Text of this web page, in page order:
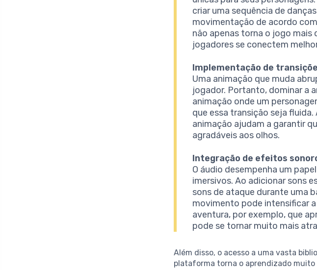
criar uma sequência de
movimentação de acordo
não apenas torna o jogo
jogadores se conectem
Implementação de
Uma animação que muda
jogador. Portanto, dominar a
animação onde um
que essa transição seja
animação ajudam a garantir
agradáveis aos olhos.
Integração de efeitos
O áudio desempenha um
imersivos. Ao adicionar sons
sons de ataque durante uma
movimento pode intensificar
aventura, por exemplo, que
pode se tornar muito mais
Além disso, o acesso a uma vasta
plataforma torna o aprendizado